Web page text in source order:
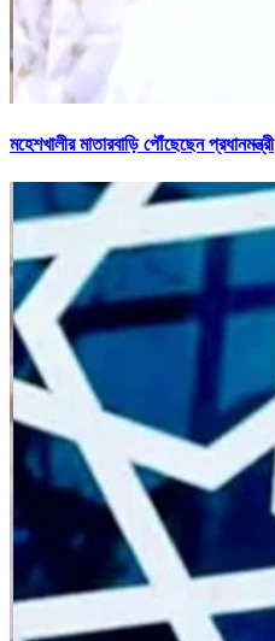
মহেশখালীর মাতারবাড়ি পৌঁছেছেন প্রধানমন্ত্রী